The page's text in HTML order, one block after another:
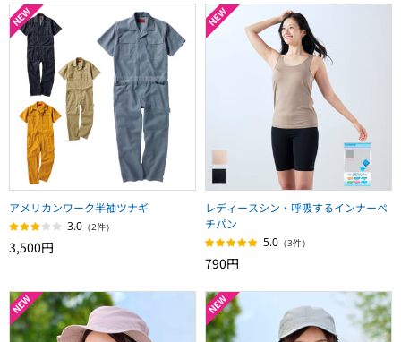
アメリカンワーク半袖ツナギ
3.0 （2件）
3,500円
レディースシン・呼吸するインナーぺ
チパン
5.0 （3件）
790円